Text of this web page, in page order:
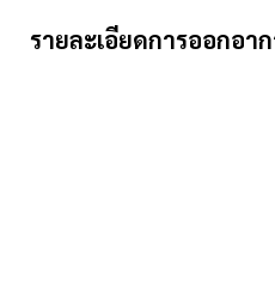
รายละเอียดการออกอา